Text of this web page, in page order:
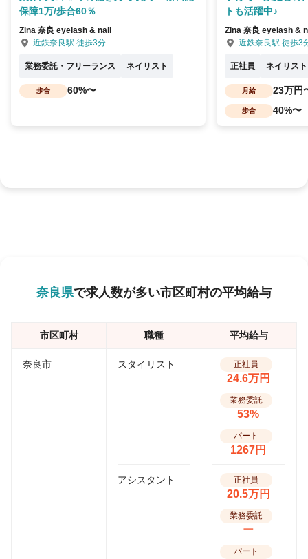
保障1万/歩合60％
Zina 奈良 eyelash & nail
近鉄奈良駅 徒歩3分
業務委託・フリーランス ネイリスト
歩合 60%〜
トも活躍中♪
Zina 奈良 eyelash &
近鉄奈良駅 徒歩3
正社員 ネイリスト
月給 23万円
歩合 40%〜
奈良県で求人数が多い市区町村の平均給与
市区町村 職種 平均給与
奈良市 スタイリスト 正社員
24.6万円
業務委託
53%
パート
1267円
アシスタント 正社員
20.5万円
業務委託
ー
パート